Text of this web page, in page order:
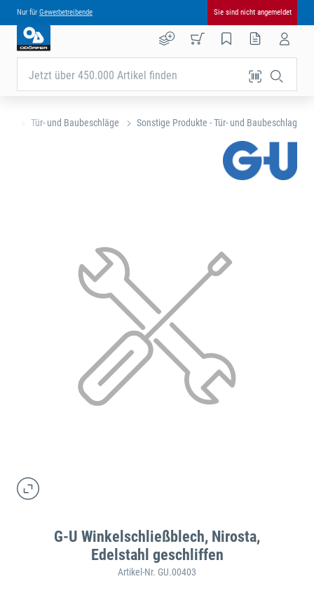
Nur für Gewerbetreibende Sie sind nicht angemeldet
Jetzt über 450.000 Artikel finden
Tür- und Baubeschläge Sonstige Produkte - Tür- und Baubeschlag
G-U Winkelschließblech, Nirosta,
Edelstahl geschliffen
Artikel-Nr. GU.00403